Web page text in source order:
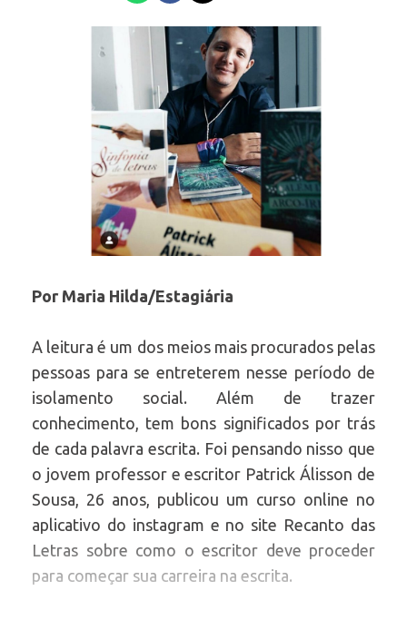
Por Maria Hilda/Estagiária
A leitura é um dos meios mais procurados pelas
pessoas para se entreterem nesse período de
isolamento social. Além de trazer
conhecimento, tem bons significados por trás
de cada palavra escrita. Foi pensando nisso que
o jovem professor e escritor Patrick Álisson de
Sousa, 26 anos, publicou um curso online no
aplicativo do instagram e no site Recanto das
Letras sobre como o escritor deve proceder
para começar sua carreira na escrita.